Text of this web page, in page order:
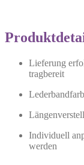
Lieferung
tragbereit
Individuell
werden